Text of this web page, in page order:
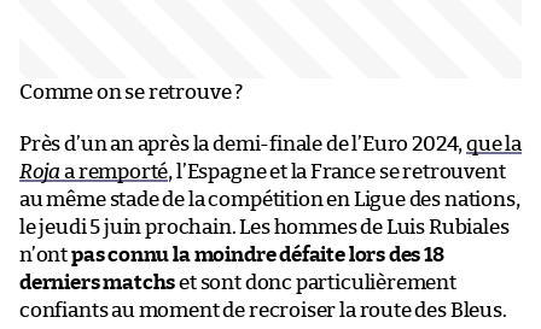
Comme on se retrouve ?
Près d’un an après la demi-finale de l’Euro 2024,que la
Roja a remporté, l’Espagne et la France se retrouvent
au même stade de la compétition en Ligue des nations,
le jeudi 5 juin prochain. Les hommes de Luis Rubiales
n’ontpas connu la moindre défaite lors des 18
derniers matchset sont donc particulièrement
confiants au moment de recroiser la route des Bleus.